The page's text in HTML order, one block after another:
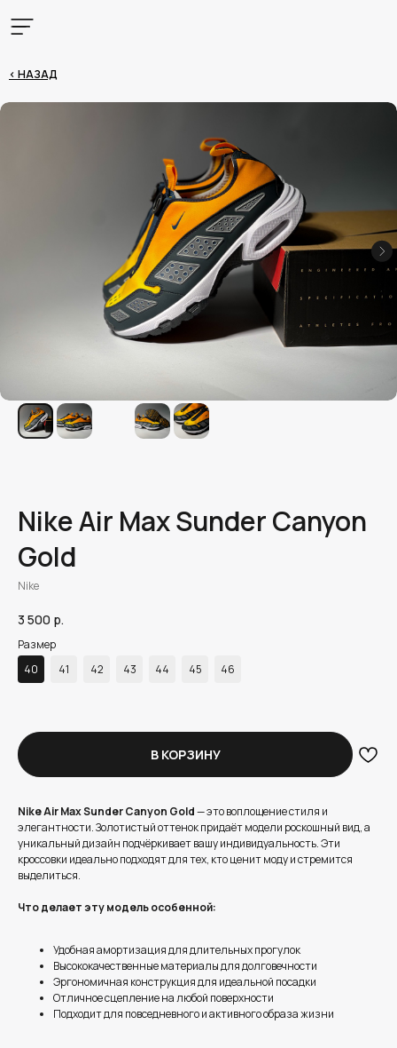
< НАЗАД
Nike Air Max Sunder Canyon
Gold
Nike
3 500 р.
Размер
40
41 42 43 44 45 46
В КОРЗИНУ
Nike Air Max Sunder Canyon Gold— это воплощение стиля и
элегантности. Золотистый оттенок придаёт модели роскошный вид, а
уникальный дизайн подчёркивает вашу индивидуальность. Эти
кроссовки идеально подходят для тех, кто ценит моду и стремится
выделиться.
Что делает эту модель особенной:
Удобная амортизация для длительных прогулок
Высококачественные материалы для долговечности
Эргономичная конструкция для идеальной посадки
Отличное сцепление на любой поверхности
Подходит для повседневного и активного образа жизни